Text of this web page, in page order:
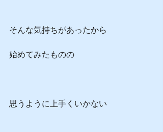
そんな気持ちがあったから
始めてみたものの
思うように上手くいかない